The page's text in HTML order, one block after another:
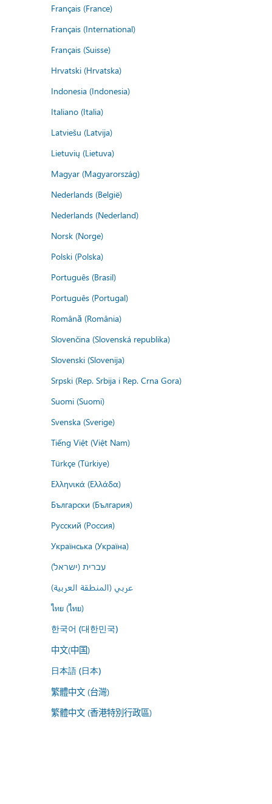
Français (France)
Français (International)
Français (Suisse)
Hrvatski (Hrvatska)
Indonesia (Indonesia)
Italiano (Italia)
Latviešu (Latvija)
Lietuvių (Lietuva)
Magyar (Magyarország)
Nederlands (België)
Nederlands (Nederland)
Norsk (Norge)
Polski (Polska)
Português (Brasil)
Português (Portugal)
Română (România)
Slovenčina (Slovenská republika)
Slovenski (Slovenija)
Srpski (Rep. Srbija i Rep. Crna Gora)
Suomi (Suomi)
Svenska (Sverige)
Tiếng Việt (Việt Nam)
Türkçe (Türkiye)
Ελληνικά (Ελλάδα)
Български (България)
Русский (Россия)
Українська (Україна)
עברית (ישראל)
عربي (المنطقة العربية)
ไทย (ไทย)
한국어 (대한민국)
中文(中国)
日本語 (日本)
繁體中文 (台灣)
繁體中文 (香港特別行政區)